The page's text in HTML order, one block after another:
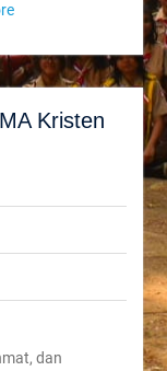
Kristen
dan